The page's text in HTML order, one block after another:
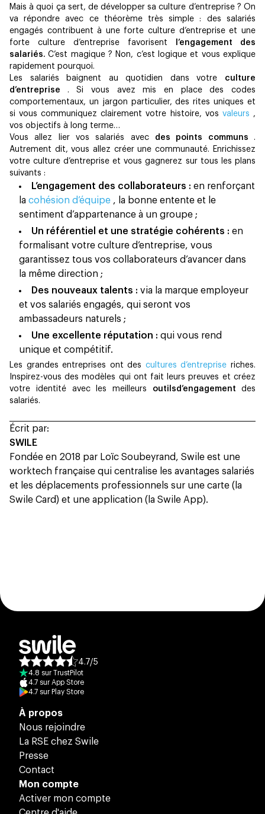
Mais à quoi ça sert, de développer sa culture d’entreprise ? On
va répondre avec ce théorème très simple : des salariés
engagés contribuent à une forte culture d’entreprise et une
forte culture d’entreprise favorisent
l’engagement des
salariés.C’est magique ? Non, c’est logique et vous explique
rapidement pourquoi.
Les salariés baignent au quotidien dans votre culture
d’entreprise . Si vous avez mis en place des codes
comportementaux, un jargon particulier, des rites uniques et
si vous communiquez clairement votre histoire, vos valeurs ,
vos objectifs à long terme…
Vous allez lier vos salariés avec des points communs .
Autrement dit, vous allez créer une communauté. Enrichissez
votre culture d’entreprise et vous gagnerez sur tous les plans
suivants :
L’engagement des collaborateurs : en renforçant
la cohésion d’équipe , la bonne entente et le
sentiment d’appartenance à un groupe ;
Un référentiel et une stratégie cohérents : en
formalisant votre culture d’entreprise, vous
garantissez tous vos collaborateurs d’avancer dans
la même direction ;
Des nouveaux talents : via la marque employeur
et vos salariés engagés, qui seront vos
ambassadeurs naturels ;
Une excellente réputation : qui vous rend
unique et compétitif.
Les grandes entreprises ont des cultures d’entreprise riches.
Inspirez-vous des modèles qui ont fait leurs preuves et créez
votre identité avec les meilleurs outilsd’engagement des
salariés.
Écrit par:
SWILE
Fondée en 2018 par Loïc Soubeyrand, Swile est une
worktech française qui centralise les avantages salariés
et les déplacements professionnels sur une carte (la
Swile Card) et une application (la Swile App).
Note moyenne des avis :
4.7/5
4.8 sur TrustPilot
4.7 sur App Store
4.7 sur Play Store
À propos
Nous rejoindre
La RSE chez Swile
Presse
Contact
Mon compte
Activer mon compte